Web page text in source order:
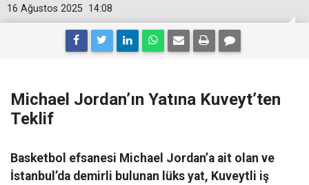
14:08
16 Ağustos 2025
Michael Jordan’ın Yatına Kuveyt’ten
Teklif
Basketbol efsanesi Michael Jordan’a ait olan ve
İstanbul’da demirli bulunan lüks yat, Kuveytli iş